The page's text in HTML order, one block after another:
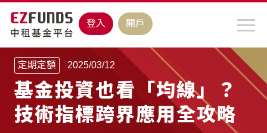
登入 開戶
定期定額 2025/03/12
基金投資也看「均線」？
技術指標跨界應用全攻略